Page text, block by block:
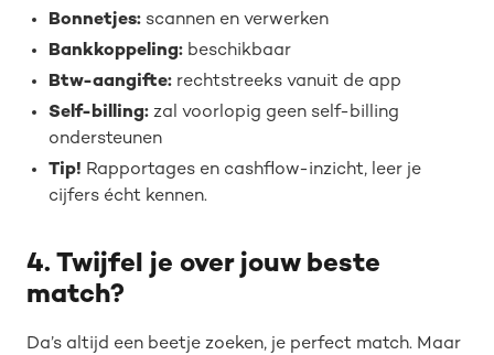
Bonnetjes: scannen en verwerken
Bankkoppeling: beschikbaar
Btw-aangifte: rechtstreeks vanuit de app
Self-billing: zal voorlopig geen self-billing
ondersteunen
Tip! Rapportages en cashflow-inzicht, leer je
cijfers écht kennen.
4. Twijfel je over jouw beste
match?
Da’s altijd een beetje zoeken, je perfect match. Maar